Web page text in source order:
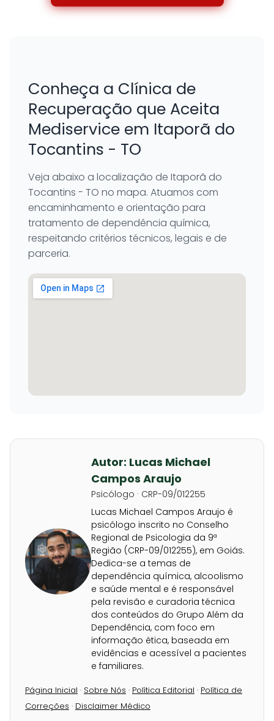
Conheça a Clínica de
Recuperação que Aceita
Mediservice em Itaporã do
Tocantins - TO
Veja abaixo a localização de Itaporã do
Tocantins - TO no mapa. Atuamos com
encaminhamento e orientação para
tratamento de dependência química,
respeitando critérios técnicos, legais e de
parceria.
Autor: Lucas Michael
Campos Araujo
Psicólogo · CRP-09/012255
Lucas Michael Campos Araujo é
psicólogo inscrito no Conselho
Regional de Psicologia da 9ª
Região (CRP-09/012255), em Goiás.
Dedica-se a temas de
dependência química, alcoolismo
e saúde mental e é responsável
pela revisão e curadoria técnica
dos conteúdos do Grupo Além da
Dependência, com foco em
informação ética, baseada em
evidências e acessível a pacientes
e familiares.
Página Inicial · Sobre Nós · Política Editorial · Política de
Correções · Disclaimer Médico